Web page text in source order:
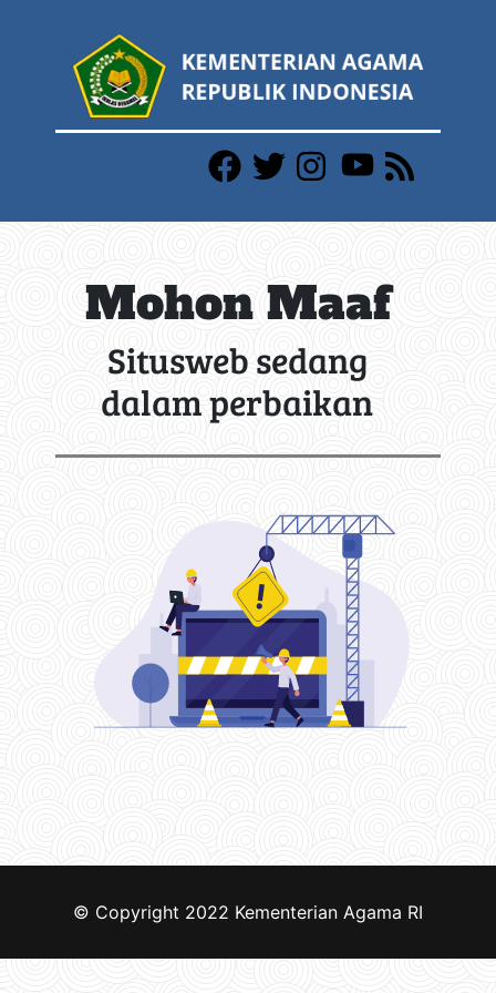
Mohon Maaf
Situsweb sedang
dalam perbaikan
© Copyright 2022 Kementerian Agama RI